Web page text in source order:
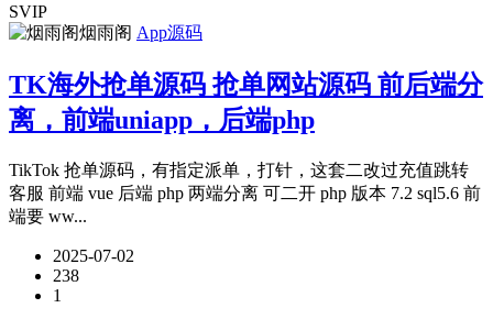
SVIP
烟雨阁 App源码
TK海外抢单源码 抢单网站源码 前后端分
离，前端uniapp，后端php
TikTok 抢单源码，有指定派单，打针，这套二改过充值跳转
客服 前端 vue 后端 php 两端分离 可二开 php 版本 7.2 sql5.6 前
端要 ww...
2025-07-02
238
1